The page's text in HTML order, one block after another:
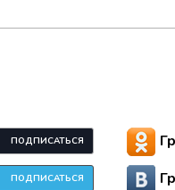
ПОДПИСАТЬСЯ
ПОДПИСАТЬСЯ